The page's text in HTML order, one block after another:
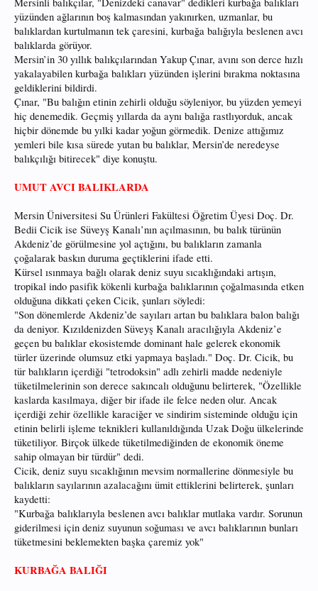
yüzünden ağlarının boş kalmasından yakınırken, uzmanlar, bu
balıklardan kurtulmanın tek çaresini, kurbağa balığıyla beslenen avcı
balıklarda görüyor.
Mersin’in 30 yıllık balıkçılarından Yakup Çınar, avını son derce hızlı
yakalayabilen kurbağa balıkları yüzünden işlerini bırakma noktasına
geldiklerini bildirdi.
Çınar, "Bu balığın etinin zehirli olduğu söyleniyor, bu yüzden yemeyi
hiç denemedik. Geçmiş yıllarda da aynı balığa rastlıyorduk, ancak
hiçbir dönemde bu yılki kadar yoğun görmedik. Denize attığımız
yemleri bile kısa sürede yutan bu balıklar, Mersin’de neredeyse
balıkçılığı bitirecek" diye konuştu.
UMUT AVCI BALIKLARDA
Mersin Üniversitesi Su Ürünleri Fakültesi Öğretim Üyesi Doç. Dr.
Bedii Cicik ise Süveyş Kanalı’nın açılmasının, bu balık türünün
Akdeniz’de görülmesine yol açtığını, bu balıkların zamanla
çoğalarak baskın duruma geçtiklerini ifade etti.
Kürsel ısınmaya bağlı olarak deniz suyu sıcaklığındaki artışın,
tropikal indo pasifik kökenli kurbağa balıklarının çoğalmasında etken
olduğuna dikkati çeken Cicik, şunları söyledi:
"Son dönemlerde Akdeniz’de sayıları artan bu balıklara balon balığı
da deniyor. Kızıldenizden Süveyş Kanalı aracılığıyla Akdeniz’e
geçen bu balıklar ekosistemde dominant hale gelerek ekonomik
türler üzerinde olumsuz etki yapmaya başladı." Doç. Dr. Cicik, bu
tür balıkların içerdiği "tetrodoksin" adlı zehirli madde nedeniyle
tüketilmelerinin son derece sakıncalı olduğunu belirterek, "Özellikle
kaslarda kasılmaya, diğer bir ifade ile felce neden olur. Ancak
içerdiği zehir özellikle karaciğer ve sindirim sisteminde olduğu için
etinin belirli işleme teknikleri kullanıldığında Uzak Doğu ülkelerinde
tüketiliyor. Birçok ülkede tüketilmediğinden de ekonomik öneme
sahip olmayan bir türdür" dedi.
Cicik, deniz suyu sıcaklığının mevsim normallerine dönmesiyle bu
balıkların sayılarının azalacağını ümit ettiklerini belirterek, şunları
kaydetti:
"Kurbağa balıklarıyla beslenen avcı balıklar mutlaka vardır. Sorunun
giderilmesi için deniz suyunun soğuması ve avcı balıklarının bunları
tüketmesini beklemekten başka çaremiz yok"
KURBAĞA BALIĞI